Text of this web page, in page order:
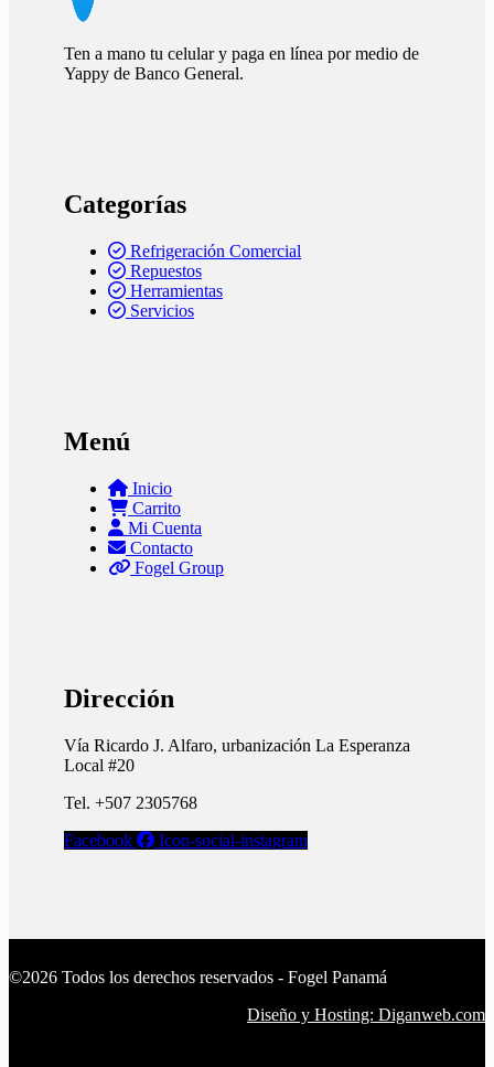
Ten a mano tu celular y paga en línea por medio de
Yappy de Banco General.
Categorías
Refrigeración Comercial
Repuestos
Herramientas
Servicios
Menú
Inicio
Carrito
Mi Cuenta
Contacto
Fogel Group
Dirección
Vía Ricardo J. Alfaro, urbanización La Esperanza
Local #20
Tel. +507 2305768
Facebook
Icon-social-instagram
©2026 Todos los derechos reservados - Fogel Panamá
Diseño y Hosting: Diganweb.com